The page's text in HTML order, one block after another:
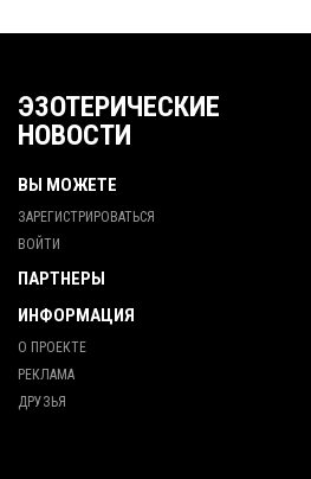
ЭЗОТЕРИЧЕСКИЕ
НОВОСТИ
ВЫ МОЖЕТЕ
ЗАРЕГИСТРИРОВАТЬСЯ
ВОЙТИ
ПАРТНЕРЫ
ИНФОРМАЦИЯ
О ПРОЕКТЕ
РЕКЛАМА
ДРУЗЬЯ